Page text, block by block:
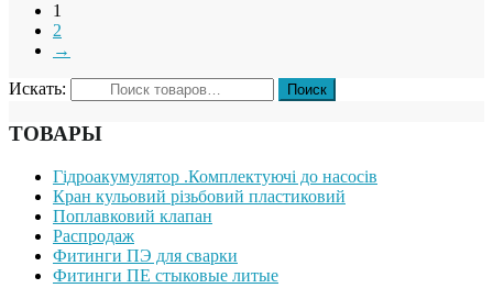
1
2
→
Искать:
ТОВАРЫ
Гідроакумулятор .Комплектуючі до насосів
Кран кульовий різьбовий пластиковий
Поплавковий клапан
Распродаж
Фитинги ПЭ для сварки
Фитинги ПЕ стыковые литые